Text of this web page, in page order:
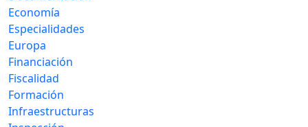
Economía
Especialidades
Europa
Financiación
Fiscalidad
Formación
Infraestructuras